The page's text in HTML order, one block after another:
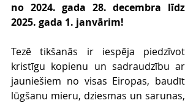
no 2024. gada 28. decembra līdz
2025. gada 1. janvārim!
Tezē tikšanās ir iespēja piedzīvot
kristīgu kopienu un sadraudzību ar
jauniešiem no visas Eiropas, baudīt
lūgšanu mieru, dziesmas un sarunas,